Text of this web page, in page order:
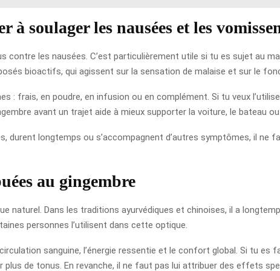
soulager les nausées et les
contre les nausées. C’est particulièrement utile si tu es sujet au
bioactifs, qui agissent sur la sensation de malaise et sur le
: frais, en poudre, en infusion ou en complément. Si tu veux
avant un trajet aide à mieux supporter la voiture, le bateau ou
longtemps ou s’accompagnent d’autres symptômes, il ne
au gingembre
naturel. Dans les traditions ayurvédiques et chinoises, il a
personnes l’utilisent dans cette optique.
sanguine, l’énergie ressentie et le confort global. Si tu es
plus de tonus. En revanche, il ne faut pas lui attribuer des effets